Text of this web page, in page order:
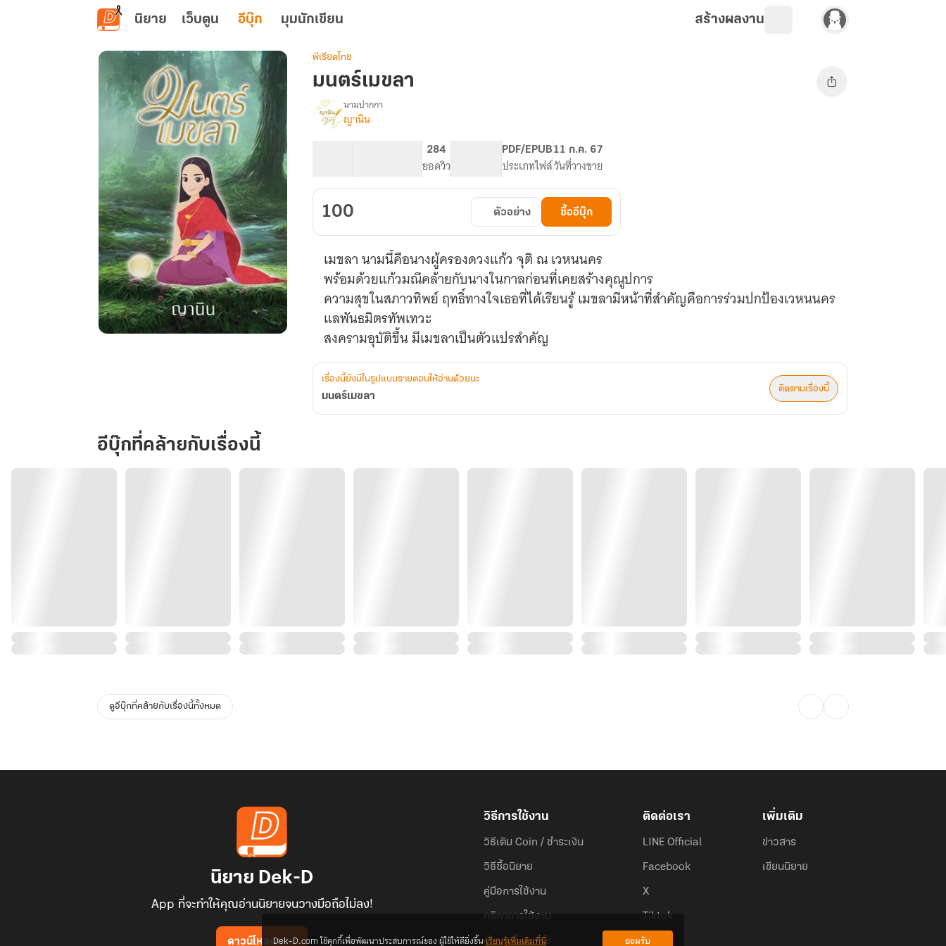
ข้ามไปยังเนื้อหาหลัก
นิยาย เว็บตูน อีบุ๊ก มุมนักเขียน สร้างผลงาน
พีเรียดไทย
มนตร์เมขลา
เรื่อง
มนตร์
นามปากกา
ญานิน
284
ยอดวิว
PDF/EPUB
ประเภทไฟล์
11 ก.ค. 67
วันที่วางขาย
100 ตัวอย่าง ซื้ออีบุ๊ก
เมขลา นามนี้คือนางผู้ครองดวงแก้ว จุติ ณ เวหนนคร
พร้อมด้วยแก้วมณีคล้ายกับนางในกาลก่อนที่เคยสร้างคุณูปการ
ความสุขในสภาวทิพย์ ฤทธิ์ทางใจเธอที่ได้เรียนรู้ เมขลามีหน้าที่สำคัญคือการร่วมปกป้องเวหนนคร
แลพันธมิตรทัพเทวะ
เรื่องนี้ยังมีในรูปแบบรายตอนให้อ่านด้วยนะ
มนตร์เมขลา
ติดตามเรื่องนี้
อีบุ๊กที่คล้ายกับเรื่องนี้
ดูอีบุ๊กที่คล้ายกับเรื่องนี้ทั้งหมด
นิยาย Dek-D
App ที่จะทำให้คุณอ่านนิยายจนวางมือถือไม่ลง!
ดาวน์โหลดแอป
วิธีการใช้งาน
วิธีเติม Coin / ชำระเงิน
วิธีซื้อนิยาย
คู่มือการใช้งาน
กติกาการใช้งาน
คำถามที่พบบ่อย
ติดต่อเรา
LINE Official
Facebook
X
Tiktok
เพิ่มเติม
ข่าวสาร
เขียนนิยาย
Dek-D.com ใช้คุกกี้เพื่อพัฒนาประสบการณ์ของ ผู้ใช้ให้ดียิ่งขึ้นเรียนรู้เพิ่มเติมที่นี่ ยอมรับ